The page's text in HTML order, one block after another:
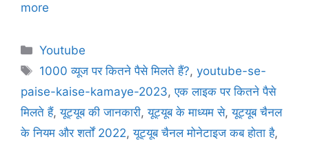
more
Youtube
1000 व्यूज पर कितने पैसे मिलते हैं?,youtube-se-
paise-kaise-kamaye-2023,एक लाइक पर कितने पैसे
मिलते हैं,यूट्यूब की जानकारी,यूट्यूब के माध्यम से,यूट्यूब चैनल
के नियम और शर्तों 2022,यूट्यूब चैनल मोनेटाइज कब होता है,